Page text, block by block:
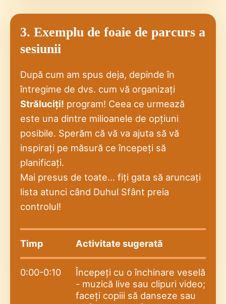
3. Exemplu de foaie de parcurs a
sesiunii
După cum am spus deja, depinde în
întregime de dvs. cum vă organizați
Străluciți! program! Ceea ce urmează
este una dintre milioanele de opțiuni
posibile. Sperăm că vă va ajuta să vă
inspirați pe măsură ce începeți să
planificați.
Mai presus de toate... fiți gata să aruncați
lista atunci când Duhul Sfânt preia
controlul!
Timp Activitate sugerată
0:00-0:10
Începeți cu o închinare veselă
- muzică live sau clipuri video;
faceți copiii să danseze sau